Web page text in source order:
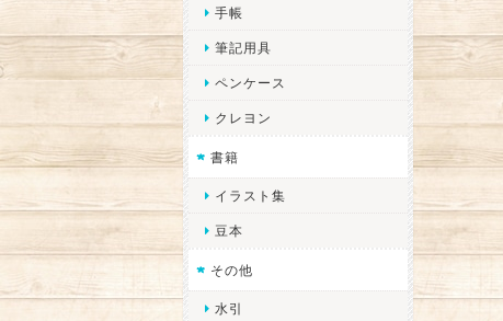
手帳
筆記用具
ペンケース
クレヨン
書籍
イラスト集
豆本
その他
水引